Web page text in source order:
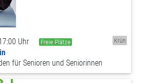
Uhr Freie Plätze Krün
für Senioren und Seniorinnen